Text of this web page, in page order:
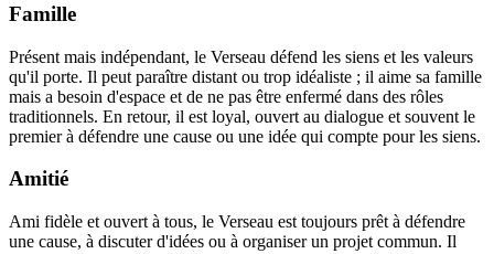
Famille
Présent mais indépendant, le Verseau défend les siens et les valeurs
qu'il porte. Il peut paraître distant ou trop idéaliste ; il aime sa famille
mais a besoin d'espace et de ne pas être enfermé dans des rôles
traditionnels. En retour, il est loyal, ouvert au dialogue et souvent le
premier à défendre une cause ou une idée qui compte pour les siens.
Amitié
Ami fidèle et ouvert à tous, le Verseau est toujours prêt à défendre
une cause, à discuter d'idées ou à organiser un projet commun. Il